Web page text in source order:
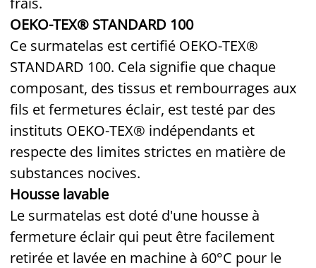
OEKO-TEX® STANDARD 100
Ce surmatelas est certifié OEKO-TEX®
STANDARD 100. Cela signifie que chaque
composant, des tissus et rembourrages aux
fils et fermetures éclair, est testé par des
instituts OEKO-TEX® indépendants et
respecte des limites strictes en matière de
substances nocives.
Housse lavable
Le surmatelas est doté d'une housse à
fermeture éclair qui peut être facilement
retirée et lavée en machine à 60°C pour le